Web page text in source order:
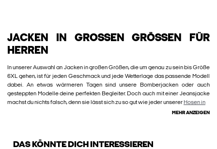
JACKEN IN GROSSEN GRÖSSEN FÜR HE
RREN
In unserer Auswahl an Jacken in großen Größen, die um genau zu sein bis Größe
6XL gehen, ist für jeden Geschmack und jede Wetterlage das passende Modell
dabei. An etwas wärmeren Tagen sind unsere Bomberjacken oder auch
gesteppten Modelle deine perfekten Begleiter. Doch auch mit einer Jeansjacke
machst du nichts falsch, denn sie lässt sich zu so gut wie jeder unserer Hosen in
MEHR ANZEIGEN
DAS KÖNNTE DICH INTERESSIEREN